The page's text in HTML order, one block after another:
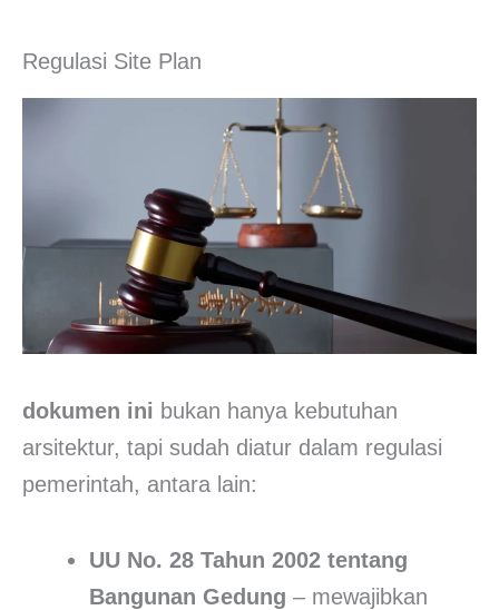
Regulasi Site Plan
dokumen ini bukan hanya kebutuhan
arsitektur, tapi sudah diatur dalam regulasi
pemerintah, antara lain:
UU No. 28 Tahun 2002 tentang
Bangunan Gedung – mewajibkan